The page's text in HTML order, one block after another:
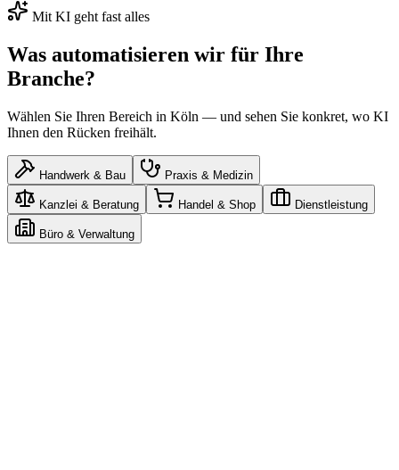
Mit KI geht fast alles
Was automatisieren wir für Ihre
Branche?
Wählen Sie Ihren Bereich in Köln — und sehen Sie konkret, wo KI
Ihnen den Rücken freihält.
Handwerk & Bau Praxis & Medizin
Kanzlei & Beratung Handel & Shop Dienstleistung
Büro & Verwaltung